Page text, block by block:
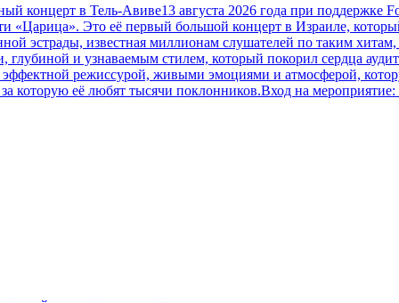
в Тель-Авиве13 августа 2026 года при поддержке
Это её первый большой концерт в Израиле,
эстрады, известная миллионам слушателей по таким
и узнаваемым стилем, который покорил сердца
эффектной режиссурой, живыми эмоциями и атмосферой,
которую её любят тысячи поклонников.Вход на